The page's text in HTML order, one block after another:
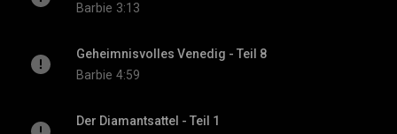
Barbie 3:13
Geheimnisvolles Venedig - Teil 8
Barbie 4:59
Der Diamantsattel - Teil 1